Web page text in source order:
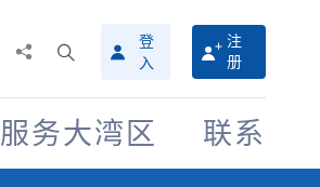
搜
寻
介
面
登
入
注
册
服务大湾区 联系